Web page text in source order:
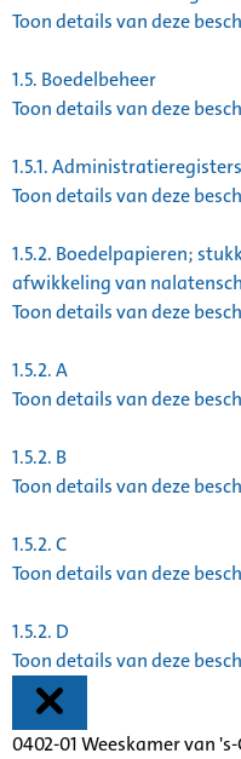
Toon details van deze
1.5. Boedelbeheer
Toon details van deze
1.5.1.Administratieregisters
Toon details van deze
1.5.2. Boedelpapieren;
afwikkeling van
Toon details van deze
1.5.2.A
Toon details van deze
1.5.2. B
Toon details van deze
1.5.2.C
Toon details van deze
1.5.2. D
Toon details van deze
0402-01 Weeskamer van